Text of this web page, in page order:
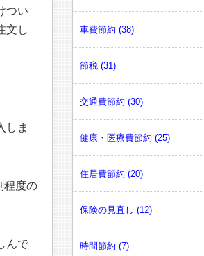
つい
文し
しま
程度の
んで
車費節約 (38)
節税 (31)
交通費節約 (30)
健康・医療費節約 (25)
住居費節約 (20)
保険の見直し (12)
時間節約 (7)